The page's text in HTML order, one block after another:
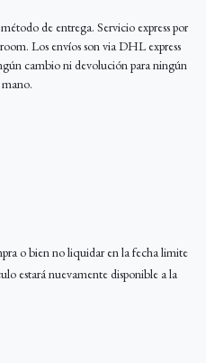
de entrega. Servicio express por
Los envíos son via DHL express
cambio ni devolución para ningún
o bien no liquidar en la fecha limite
estará nuevamente disponible a la